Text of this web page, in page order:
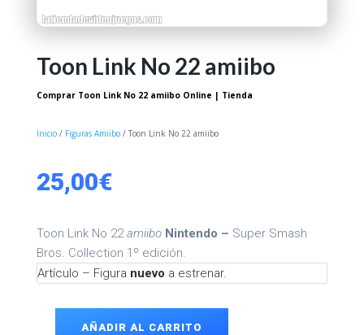
Toon Link No 22 amiibo
Comprar Toon Link No 22 amiibo Online | Tienda
Inicio/ Figuras Amiibo/ Toon Link No 22 amiibo
25,00€
Toon Link No 22amiibo Nintendo – Super Smash
Bros. Collection 1º edición.
Artículo – Figura nuevo a estrenar.
AÑADIR AL CARRITO